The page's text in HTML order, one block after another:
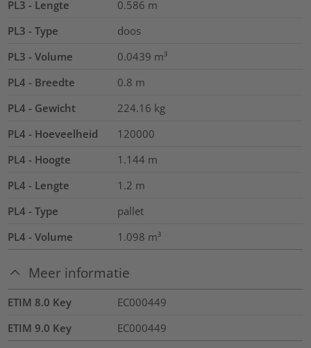
PL3 - Lengte 0.586 m
PL3 - Type
doos
PL3 - Volume
0.0439 m³
PL4 - Breedte
0.8 m
PL4 - Gewicht
224.16 kg
PL4 - Hoeveelheid
120000
PL4 - Hoogte
1.144 m
PL4 - Lengte
1.2 m
PL4 - Type
pallet
PL4 - Volume
1.098 m³
Meer informatie
ETIM 8.0 Key
EC000449
ETIM 9.0 Key
EC000449